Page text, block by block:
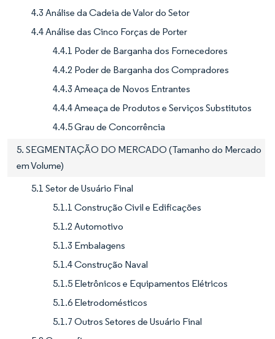
4.3 Análise da Cadeia de Valor do Setor
4.4 Análise das Cinco Forças de Porter
4.4.1 Poder de Barganha dos Fornecedores
4.4.2 Poder de Barganha dos Compradores
4.4.3 Ameaça de Novos Entrantes
4.4.4 Ameaça de Produtos e Serviços Substitutos
4.4.5 Grau de Concorrência
5. SEGMENTAÇÃO DO MERCADO (Tamanho do Mercado
em Volume)
5.1 Setor de Usuário Final
5.1.1 Construção Civil e Edificações
5.1.2 Automotivo
5.1.3 Embalagens
5.1.4 Construção Naval
5.1.5 Eletrônicos e Equipamentos Elétricos
5.1.6 Eletrodomésticos
5.1.7 Outros Setores de Usuário Final